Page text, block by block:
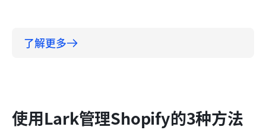
了解更多
使用Lark管理Shopify的3种方法